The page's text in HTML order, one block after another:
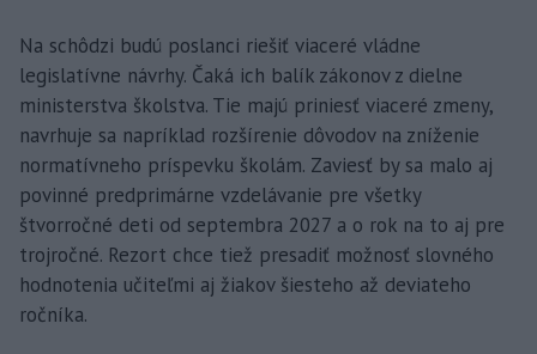
Na schôdzi budú poslanci riešiť viaceré vládne
legislatívne návrhy. Čaká ich balík zákonov z dielne
ministerstva školstva. Tie majú priniesť viaceré zmeny,
navrhuje sa napríklad rozšírenie dôvodov na zníženie
normatívneho príspevku školám. Zaviesť by sa malo aj
povinné predprimárne vzdelávanie pre všetky
štvorročné deti od septembra 2027 a o rok na to aj pre
trojročné. Rezort chce tiež presadiť možnosť slovného
hodnotenia učiteľmi aj žiakov šiesteho až deviateho
ročníka.